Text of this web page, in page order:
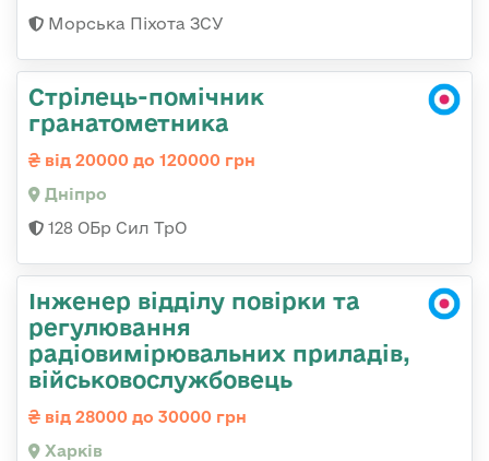
Морська Піхота ЗСУ
Стрілець-помічник
гранатометника
від 20000 до 120000 грн
Дніпро
128 ОБр Сил ТрО
Інженер відділу повірки та
регулювання
радіовимірювальних приладів,
військовослужбовець
від 28000 до 30000 грн
Харків